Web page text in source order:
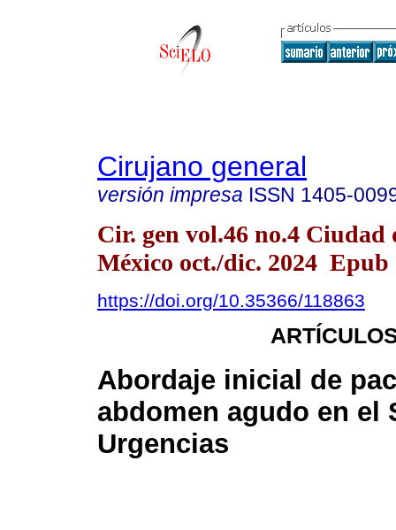
Cirujano general
versión impresa ISSN 1405-
Cir. gen vol.46 no.4 Ciudad
México oct./dic. 2024 Epub
https://doi.org/10.35366/118863
Abordaje inicial de
abdomen agudo en el
Urgencias